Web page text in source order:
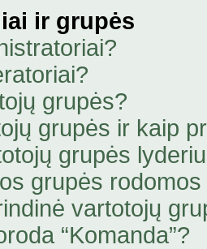
ir grupės
grupės?
grupės ir kaip
grupės
grupės
vartotojų
“Komanda”?